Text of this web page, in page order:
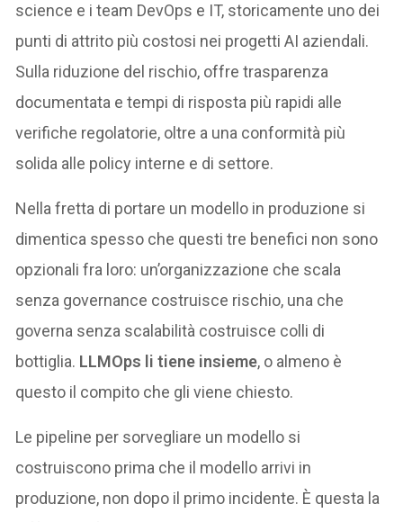
science e i team DevOps e IT, storicamente uno dei
punti di attrito più costosi nei progetti AI aziendali.
Sulla riduzione del rischio, offre trasparenza
documentata e tempi di risposta più rapidi alle
verifiche regolatorie, oltre a una conformità più
solida alle policy interne e di settore.
Nella fretta di portare un modello in produzione si
dimentica spesso che questi tre benefici non sono
opzionali fra loro: un’organizzazione che scala
senza governance costruisce rischio, una che
governa senza scalabilità costruisce colli di
bottiglia. LLMOps li tiene insieme, o almeno è
questo il compito che gli viene chiesto.
Le pipeline per sorvegliare un modello si
costruiscono prima che il modello arrivi in
produzione, non dopo il primo incidente. È questa la